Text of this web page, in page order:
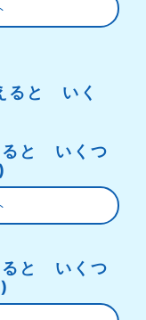
ると いく
と いくつ
と いくつ